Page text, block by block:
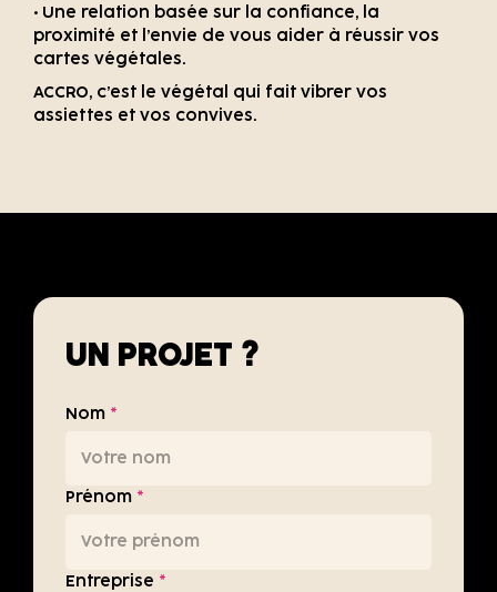
• Une relation basée sur la confiance, la
proximité et l’envie de vous aider à réussir vos
cartes végétales.
ACCRO, c’est le végétal qui fait vibrer vos
assiettes et vos convives.
UN PROJET ?
Nom *
Prénom *
Entreprise *